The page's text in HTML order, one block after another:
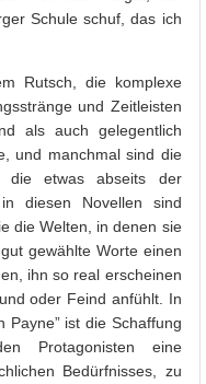
Schule schuf, das ich
Rutsch, die komplexe
und Zeitleisten
als auch gelegentlich
und manchmal sind die
die etwas abseits der
diesen Novellen sind
die Welten, in denen sie
gewählte Worte einen
ihn so real erscheinen
oder Feind anfühlt. In
Payne” ist die Schaffung
Protagonisten eine
Bedürfnisses, zu